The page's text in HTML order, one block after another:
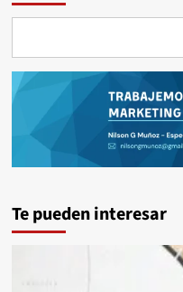
Te pueden interesar